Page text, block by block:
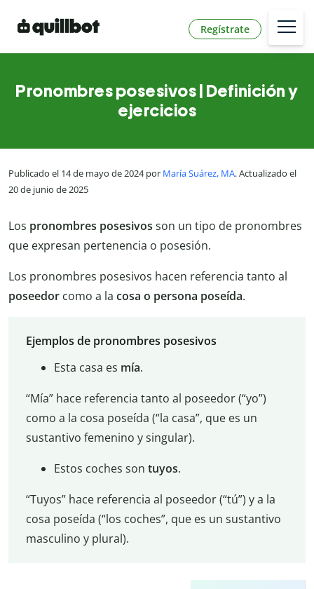
Regístrate
Pronombres posesivos | Definición y
ejercicios
Publicado el 14 de mayo de 2024 por María Suárez, MA. Actualizado el
20 de junio de 2025
Los pronombres posesivos son un tipo de pronombres
que expresan pertenencia o posesión.
Los pronombres posesivos hacen referencia tanto al
poseedor como a la cosa o persona poseída.
Ejemplos de pronombres posesivos
Esta casa es mía.
“Mía” hace referencia tanto al poseedor (“yo”)
como a la cosa poseída (“la casa”, que es un
sustantivo femenino y singular).
Estos coches son tuyos.
“Tuyos” hace referencia al poseedor (“tú”) y a la
cosa poseída (“los coches”, que es un sustantivo
masculino y plural).